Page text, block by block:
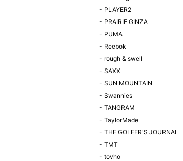
- PLAYER2
- PRAIRIE GINZA
- PUMA
- Reebok
- rough & swell
- SAXX
- SUN MOUNTAIN
- Swannies
- TANGRAM
- TaylorMade
- THE GOLFER'S JOURNAL
- TMT
- tovho